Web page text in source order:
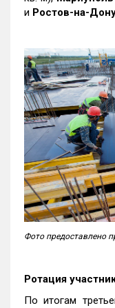
и Ростов-на-
Фото предоставлено
Ротация
По итогам